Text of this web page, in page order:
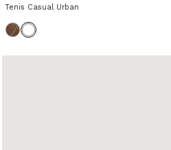
Tenis Casual Urban